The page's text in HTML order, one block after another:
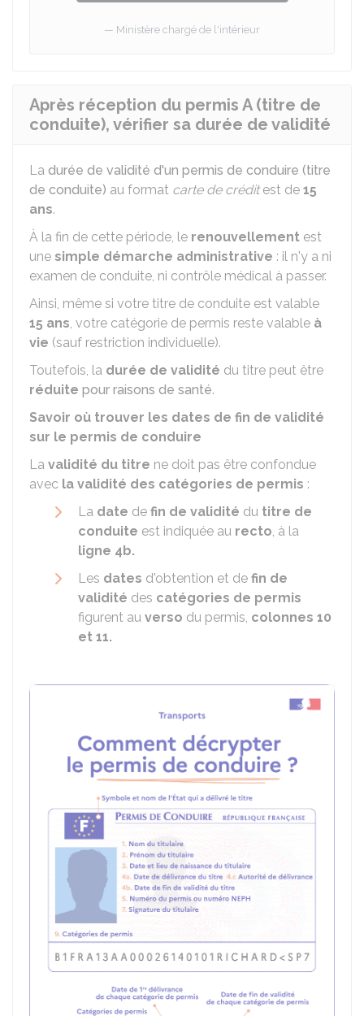
Ministère chargé de l'intérieur
Après réception du permis A (titre de
conduite), vérifier sa durée de validité
La durée de validité d'un permis de conduire (titre
de conduite) au format carte de créditest de 15
ans.
À la fin de cette période, le renouvellement est
une simple démarche administrative : il n'y a ni
examen de conduite, ni contrôle médical à passer.
Ainsi, même si votre titre de conduite est valable
15 ans, votre catégorie de permis reste valable à
vie (sauf restriction individuelle).
Toutefois, la durée de validité du titre peut être
réduite pour raisons de santé.
Savoir où trouver les dates de fin de validité
sur le permis de conduire
La validité du titre ne doit pas être confondue
avec la validité des catégories de permis :
La date de fin de validité du titre de
conduite est indiquée au recto, à la
ligne 4b.
Les dates d'obtention et de fin de
validité des catégories de permis
figurent au verso du permis, colonnes 10
et 11.